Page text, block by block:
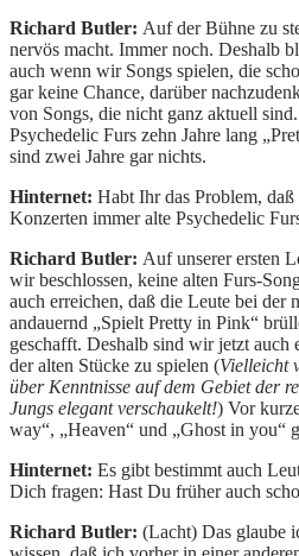
Richard Butler: Auf der Bühne zu
nervös macht. Immer noch. Deshalb
auch wenn wir Songs spielen, die
gar keine Chance, darüber
von Songs, die nicht ganz aktuell
Psychedelic Furs zehn Jahre lang
sind zwei Jahre gar nichts.
Hinternet: Habt Ihr das Problem,
Konzerten immer alte Psychedelic
Richard Butler: Auf unserer ersten
wir beschlossen, keine alten Furs-
auch erreichen, daß die Leute bei der
andauernd „Spielt Pretty in Pink“
geschafft. Deshalb sind wir jetzt auch
der alten Stücke zu spielen (Vielleicht
über Kenntnisse auf dem Gebiet der
Jungs elegant verschaukelt!) Vor
way“, „Heaven“ und „Ghost in you“
Hinternet: Es gibt bestimmt auch
Dich fragen: Hast Du früher auch
Richard Butler: (Lacht) Das glaube